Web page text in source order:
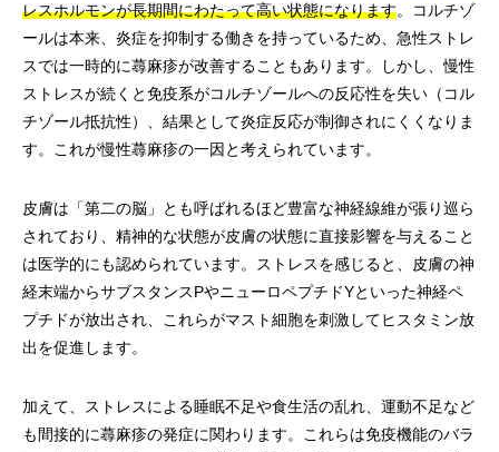
レスホルモンが長期間にわたって高い状態になります。コルチゾ
ールは本来、炎症を抑制する働きを持っているため、急性ストレ
スでは一時的に蕁麻疹が改善することもあります。しかし、慢性
ストレスが続くと免疫系がコルチゾールへの反応性を失い（コル
チゾール抵抗性）、結果として炎症反応が制御されにくくなりま
す。これが慢性蕁麻疹の一因と考えられています。
皮膚は「第二の脳」とも呼ばれるほど豊富な神経線維が張り巡ら
されており、精神的な状態が皮膚の状態に直接影響を与えること
は医学的にも認められています。ストレスを感じると、皮膚の神
経末端からサブスタンスPやニューロペプチドYといった神経ペ
プチドが放出され、これらがマスト細胞を刺激してヒスタミン放
出を促進します。
加えて、ストレスによる睡眠不足や食生活の乱れ、運動不足など
も間接的に蕁麻疹の発症に関わります。これらは免疫機能のバラ